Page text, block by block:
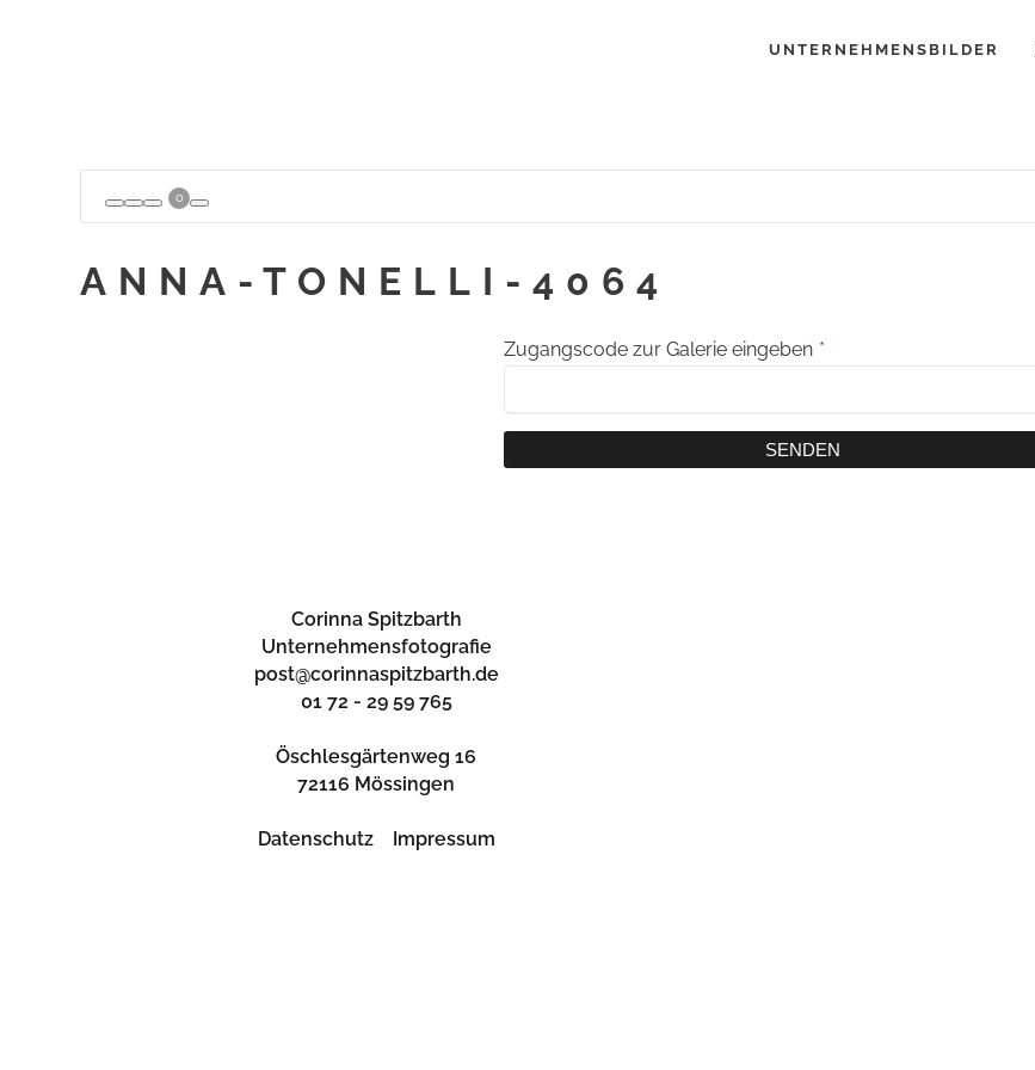
UNTERNEHMENSBILDER
0
ANNA-TONELLI-4064
Zugangscode zur Galerie eingeben *
SENDEN
Corinna Spitzbarth
Unternehmensfotografie
post@corinnaspitzbarth.de
01 72 - 29 59 765
Öschlesgärtenweg 16
72116 Mössingen
Datenschutz Impressum